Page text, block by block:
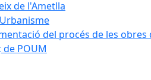
de l'Ametlla
del procés de les obres
de POUM